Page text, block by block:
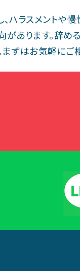
、ハラスメント
があります。辞
まずはお気軽にご